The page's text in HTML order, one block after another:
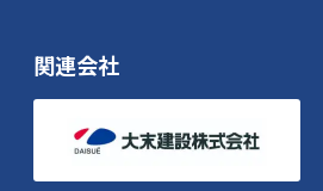
関連会社